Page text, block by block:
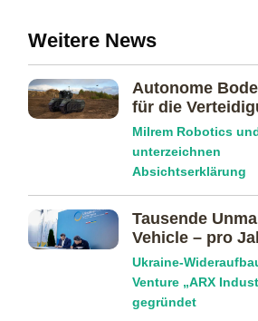
Weitere News
Autonome
für die
Milrem Robotics
unterzeichnen
Absichtserklärung
Tausende
Vehicle – pro
Ukraine-
Venture „ARX
gegründet